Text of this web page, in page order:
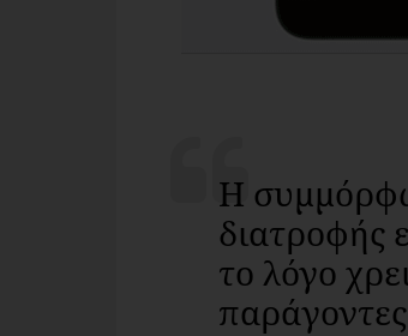
Η
διατροφής
το λόγο